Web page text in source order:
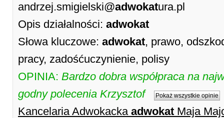
andrzej.smigielski@adwokatura.pl
Opis działalności: adwokat
Słowa kluczowe: adwokat, prawo,
pracy, zadośćuczynienie, polisy
OPINIA: Bardzo dobra współpraca na
godny polecenia Krzysztof
Pokaż wszystkie opinie
Kancelaria Adwokacka adwokat Maja